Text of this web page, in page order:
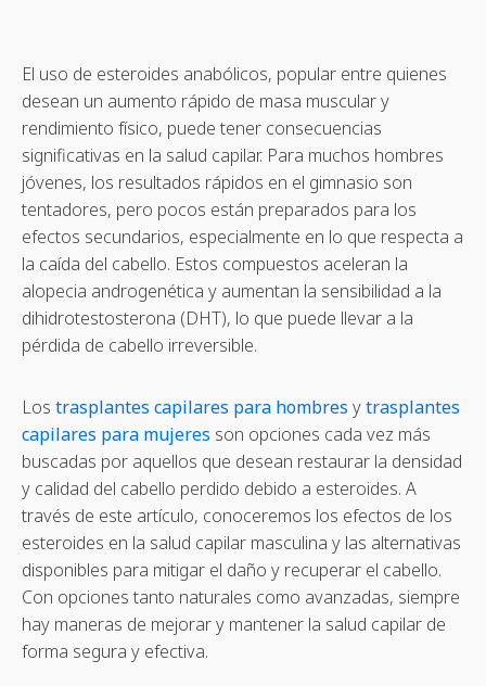
El uso de esteroides anabólicos, popular entre quienes
desean un aumento rápido de masa muscular y
rendimiento físico, puede tener consecuencias
significativas en la salud capilar. Para muchos hombres
jóvenes, los resultados rápidos en el gimnasio son
tentadores, pero pocos están preparados para los
efectos secundarios, especialmente en lo que respecta a
la caída del cabello. Estos compuestos aceleran la
alopecia androgenética y aumentan la sensibilidad a la
dihidrotestosterona (DHT), lo que puede llevar a la
pérdida de cabello irreversible.
Los trasplantes capilares para hombres ytrasplantes
capilares para mujeres son opciones cada vez más
buscadas por aquellos que desean restaurar la densidad
y calidad del cabello perdido debido a esteroides. A
través de este artículo, conoceremos los efectos de los
esteroides en la salud capilar masculina y las alternativas
disponibles para mitigar el daño y recuperar el cabello.
Con opciones tanto naturales como avanzadas, siempre
hay maneras de mejorar y mantener la salud capilar de
forma segura y efectiva.